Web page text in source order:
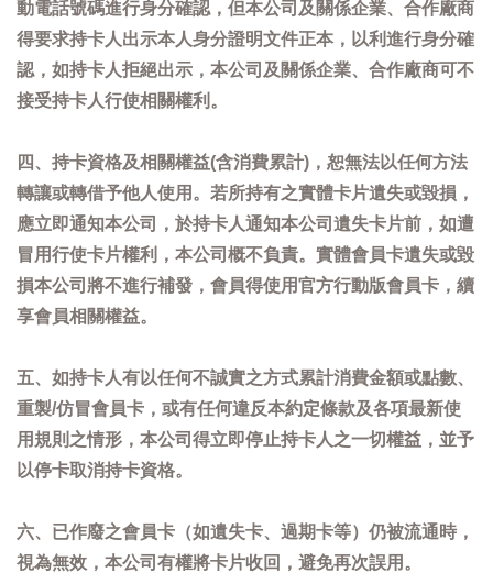
動電話號碼進行身分確認，但本公司及關係企業、合作廠商
得要求持卡人出示本人身分證明文件正本，以利進行身分確
認，如持卡人拒絕出示，本公司及關係企業、合作廠商可不
接受持卡人行使相關權利。
四、持卡資格及相關權益(含消費累計)，恕無法以任何方法
轉讓或轉借予他人使用。若所持有之實體卡片遺失或毀損，
應立即通知本公司，於持卡人通知本公司遺失卡片前，如遭
冒用行使卡片權利，本公司概不負責。實體會員卡遺失或毀
損本公司將不進行補發，會員得使用官方行動版會員卡，續
享會員相關權益。
五、如持卡人有以任何不誠實之方式累計消費金額或點數、
重製/仿冒會員卡，或有任何違反本約定條款及各項最新使
用規則之情形，本公司得立即停止持卡人之一切權益，並予
以停卡取消持卡資格。
六、已作廢之會員卡（如遺失卡、過期卡等）仍被流通時，
視為無效，本公司有權將卡片收回，避免再次誤用。